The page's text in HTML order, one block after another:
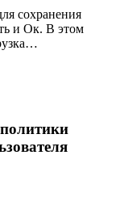
сохранения
и Ок. В этом